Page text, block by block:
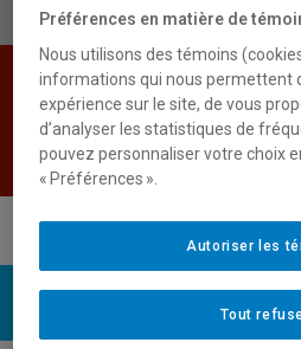
Les bases de données
indisponibles pour le
réessayer plus tard.
Retour
UQAM
Préférences en matière de
Nous utilisons des témoins
informations qui nous permettent
expérience sur le site, de vous
d’analyser les statistiques de
pouvez personnaliser votre choix
« Préférences ».
Tout
Autoriser les